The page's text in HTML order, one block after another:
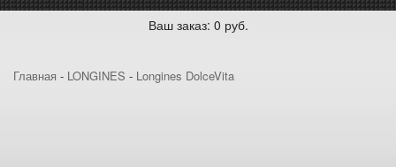
Ваш заказ: 0 руб.
Главная - LONGINES - Longines DolceVita